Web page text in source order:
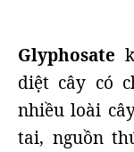
Glyphosate
diệt cây có
nhiều loài
tai, nguồn